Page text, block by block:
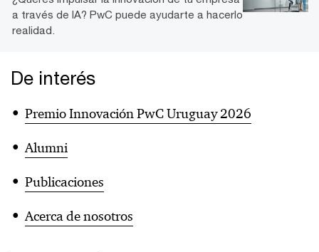
a través de IA? PwC puede ayudarte a hacerlo
realidad.
De interés
Premio Innovación PwC Uruguay 2026
Alumni
Publicaciones
Acerca de nosotros